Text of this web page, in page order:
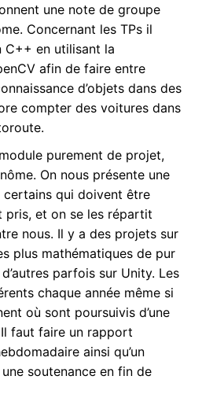
une note de groupe
Concernant les TPs il
C++ en utilisant la
afin de faire entre
d’objets dans des
compter des voitures dans
purement de projet,
On nous présente une
qui doivent être
pris, et on se les répartit
nous. Il y a des projets sur
plus mathématiques de pur
parfois sur Unity. Les
chaque année même si
où sont poursuivis d’une
Il faut faire un rapport
ainsi qu’un
soutenance en fin de